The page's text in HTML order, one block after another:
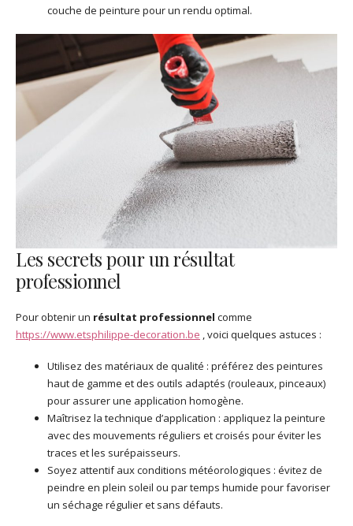
couche de peinture pour un rendu optimal.
Les secrets pour un résultat
professionnel
Pour obtenir un résultat professionnel comme
https://www.etsphilippe-decoration.be , voici quelques astuces :
Utilisez des matériaux de qualité : préférez des peintures
haut de gamme et des outils adaptés (rouleaux, pinceaux)
pour assurer une application homogène.
Maîtrisez la technique d’application : appliquez la peinture
avec des mouvements réguliers et croisés pour éviter les
traces et les surépaisseurs.
Soyez attentif aux conditions météorologiques : évitez de
peindre en plein soleil ou par temps humide pour favoriser
un séchage régulier et sans défauts.